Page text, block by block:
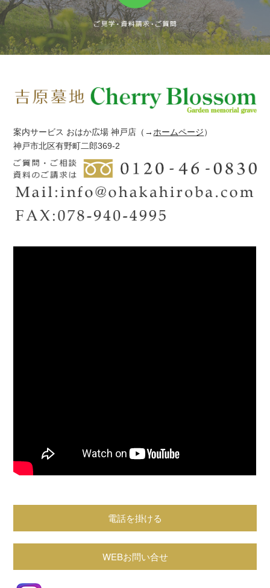
案内サービス おはか広場 神戸店 （→ホームページ）
神戸市北区有野町二郎369-2
電話を掛ける
WEBお問い合せ